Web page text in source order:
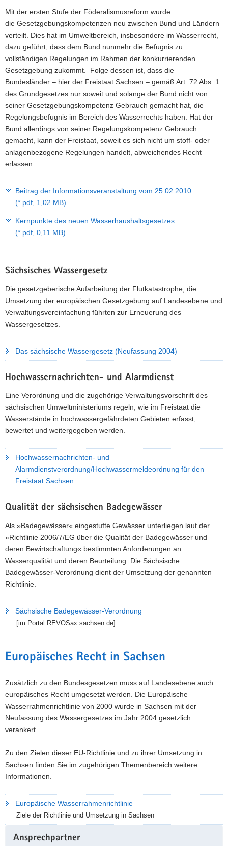
Mit der ersten Stufe der Föderalismusreform wurde
die Gesetzgebungskompetenzen neu zwischen Bund und Ländern
verteilt. Dies hat im Umweltbereich, insbesondere im Wasserrecht,
dazu geführt, dass dem Bund nunmehr die Befugnis zu
vollständigen Regelungen im Rahmen der konkurrierenden
Gesetzgebung zukommt. Folge dessen ist, dass die
Bundesländer – hier der Freistaat Sachsen – gemäß Art. 72 Abs. 1
des Grundgesetzes nur soweit und solange der Bund nicht von
seiner Gesetzgebungskompetenz Gebrauch gemacht hat, die
Regelungsbefugnis im Bereich des Wasserrechts haben. Hat der
Bund allerdings von seiner Regelungskompetenz Gebrauch
gemacht, kann der Freistaat, soweit es sich nicht um stoff- oder
anlagenbezogene Regelungen handelt, abweichendes Recht
erlassen.
Beitrag der Informationsveranstaltung vom 25.02.2010
(*.pdf, 1,02 MB)
Kernpunkte des neuen Wasserhaushaltsgesetzes
(*.pdf, 0,11 MB)
Sächsisches Wassergesetz
Die gesetzgeberische Aufarbeitung der Flutkatastrophe, die
Umsetzung der europäischen Gesetzgebung auf Landesebene und
Verwaltungsvereinfachung führten zur Erneuerung des
Wassergesetzes.
Das sächsische Wassergesetz (Neufassung 2004)
Hochwassernachrichten- und Alarmdienst
Eine Verordnung und die zugehörige Verwaltungsvorschrift des
sächsischen Umweltministeriums regeln, wie im Freistaat die
Wasserstände in hochwassergefährdeten Gebieten erfasst,
bewertet und weitergegeben werden.
Hochwassernachrichten- und
Alarmdienstverordnung/Hochwassermeldeordnung für den
Freistaat Sachsen
Qualität der sächsischen Badegewässer
Als »Badegewässer« eingestufte Gewässer unterliegen laut der
»Richtlinie 2006/7/EG über die Qualität der Badegewässer und
deren Bewirtschaftung« bestimmten Anforderungen an
Wasserqualität und deren Beurteilung. Die Sächsische
Badegewässer-Verordnung dient der Umsetzung der genannten
Richtlinie.
Sächsische Badegewässer-Verordnung
[im Portal REVOSax.sachsen.de]
Europäisches Recht in Sachsen
Zusätzlich zu den Bundesgesetzen muss auf Landesebene auch
europäisches Recht umgesetzt werden. Die Europäische
Wasserrahmenrichtlinie von 2000 wurde in Sachsen mit der
Neufassung des Wassergesetzes im Jahr 2004 gesetzlich
verankert.
Zu den Zielen dieser EU-Richtlinie und zu ihrer Umsetzung in
Sachsen finden Sie im zugehörigen Themenbereich weitere
Informationen.
Europäische Wasserrahmenrichtlinie
Ziele der Richtlinie und Umsetzung in Sachsen
Information
Ansprechpartner